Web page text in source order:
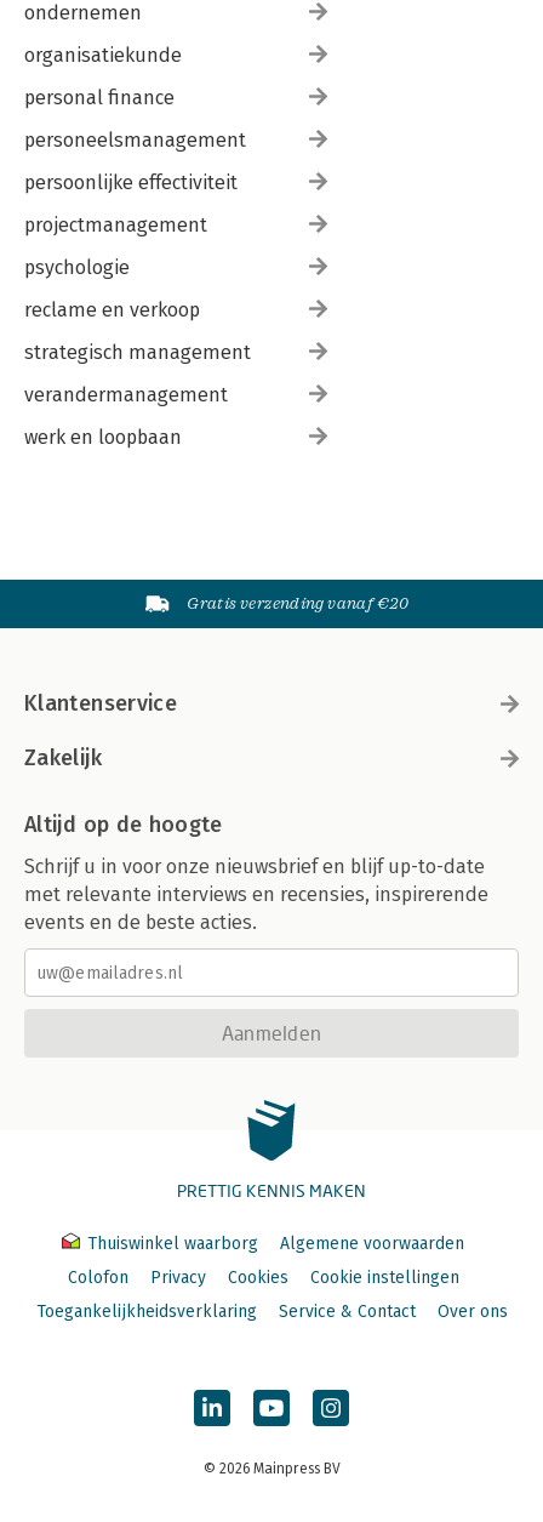
ondernemen
organisatiekunde
personal finance
personeelsmanagement
persoonlijke effectiviteit
projectmanagement
psychologie
reclame en verkoop
strategisch management
verandermanagement
werk en loopbaan
Gratis verzending vanaf €20
Klantenservice
Zakelijk
Altijd op de hoogte
Schrijf u in voor onze nieuwsbrief en blijf up-to-date
met relevante interviews en recensies, inspirerende
events en de beste acties.
Aanmelden
PRETTIG KENNIS MAKEN
Thuiswinkel waarborg
Algemene voorwaarden
Colofon
Privacy Cookies
Cookie instellingen
Toegankelijkheidsverklaring
Service & Contact Over ons
© 2026 Mainpress BV